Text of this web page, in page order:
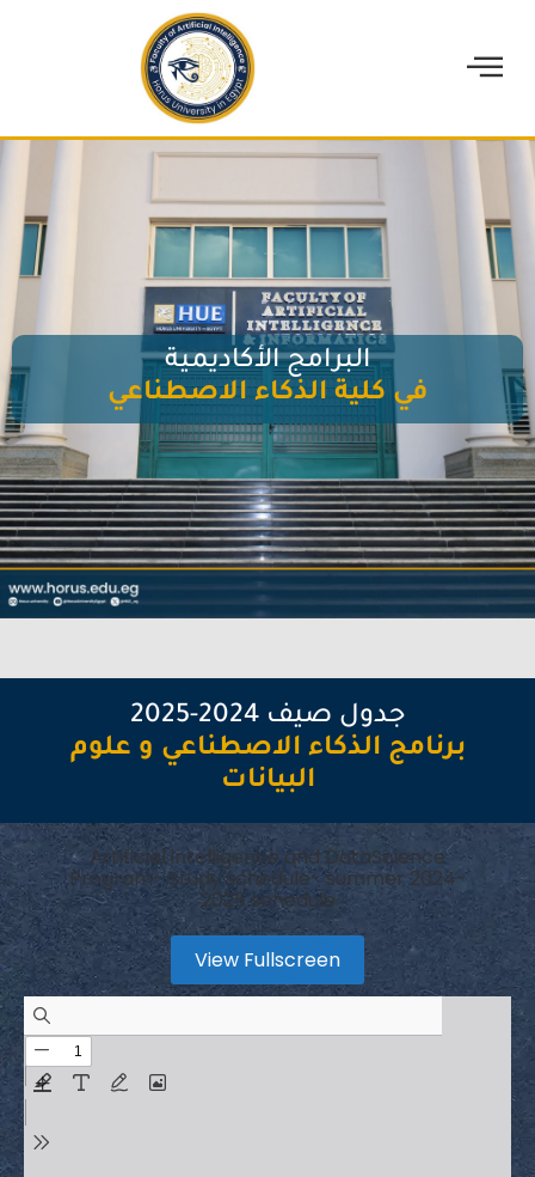
البرامج الأكاديمية
في كلية الذكاء الاصطناعي
جدول صيف 2024-2025
برنامج الذكاء الاصطناعي و علوم
البيانات
Artificial intelligence and DataScience
Program- Study schedule- summer 2024-
2025 schedule
View Fullscreen